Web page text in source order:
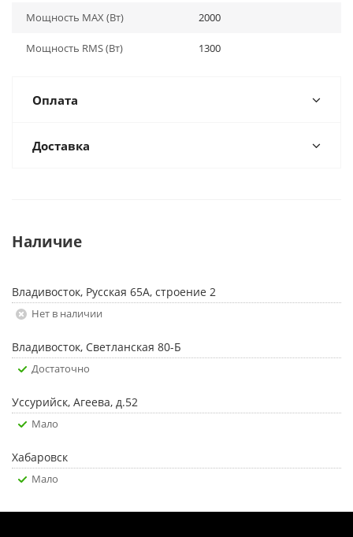
Мощность MAX (Вт) 2000
Мощность RMS (Вт) 1300
Оплата
Доставка
Наличие
Владивосток, Русская 65А, строение 2
Нет в наличии
Владивосток, Светланская 80-Б
Достаточно
Уссурийск, Агеева, д.52
Мало
Хабаровск
Мало